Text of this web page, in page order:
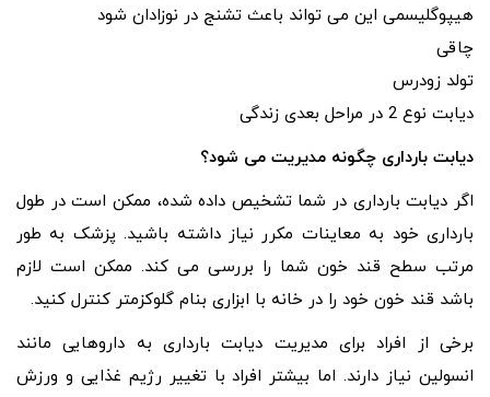
هیپوگلیسمی این می تواند باعث تشنج در نوزادان شود
چاقی
تولد زودرس
دیابت نوع 2 در مراحل بعدی زندگی
دیابت بارداری چگونه مدیریت می شود؟
اگر دیابت بارداری در شما تشخیص داده شده، ممکن است در طول
بارداری خود به معاینات مکرر نیاز داشته باشید. پزشک به طور
مرتب سطح قند خون شما را بررسی می کند. ممکن است لازم
باشد قند خون خود را در خانه با ابزاری بنام گلوکزمتر کنترل کنید.
برخی از افراد برای مدیریت دیابت بارداری به داروهایی مانند
انسولین نیاز دارند. اما بیشتر افراد با تغییر رژیم غذایی و ورزش